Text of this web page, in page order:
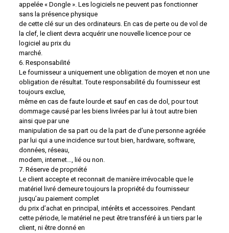
appelée « Dongle ». Les logiciels ne peuvent pas fonctionner
sans la présence physique
de cette clé sur un des ordinateurs. En cas de perte ou de vol de
la clef, le client devra acquérir une nouvelle licence pour ce
logiciel au prix du
marché.
6. Responsabilité
Le fournisseur a uniquement une obligation de moyen et non une
obligation de résultat. Toute responsabilité du fournisseur est
toujours exclue,
même en cas de faute lourde et sauf en cas de dol, pour tout
dommage causé par les biens livrées par lui à tout autre bien
ainsi que par une
manipulation de sa part ou de la part de d’une personne agréée
par lui qui a une incidence sur tout bien, hardware, software,
données, réseau,
modem, internet…, lié ou non.
7. Réserve de propriété
Le client accepte et reconnait de manière irrévocable que le
matériel livré demeure toujours la propriété du fournisseur
jusqu’au paiement complet
du prix d’achat en principal, intérêts et accessoires. Pendant
cette période, le matériel ne peut être transféré à un tiers par le
client, ni être donné en